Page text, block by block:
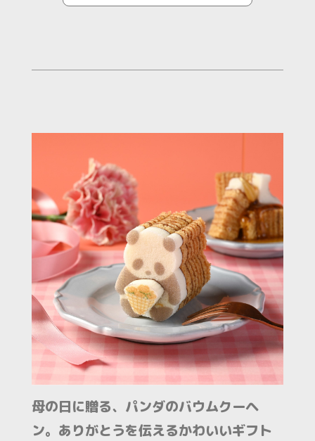
母の日に贈る、パンダのバウムクーヘ
ン。ありがとうを伝えるかわいいギフト